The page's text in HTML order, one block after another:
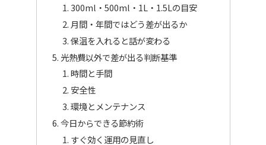
300ml・500ml・1L・1.5Lの目安
月間・年間ではどう差が出るか
保温を入れると話が変わる
光熱費以外で差が出る判断基準
時間と手間
安全性
環境とメンテナンス
今日からできる節約術
すぐ効く運用の見直し